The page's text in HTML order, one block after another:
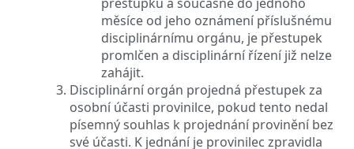
měsíce od jeho oznámení příslušnému
disciplinárnímu orgánu, je přestupek
promlčen a disciplinární řízení již nelze
zahájit.
Disciplinární orgán projedná přestupek za
osobní účasti provinilce, pokud tento nedal
písemný souhlas k projednání provinění bez
své účasti. K jednání je provinilec zpravidla